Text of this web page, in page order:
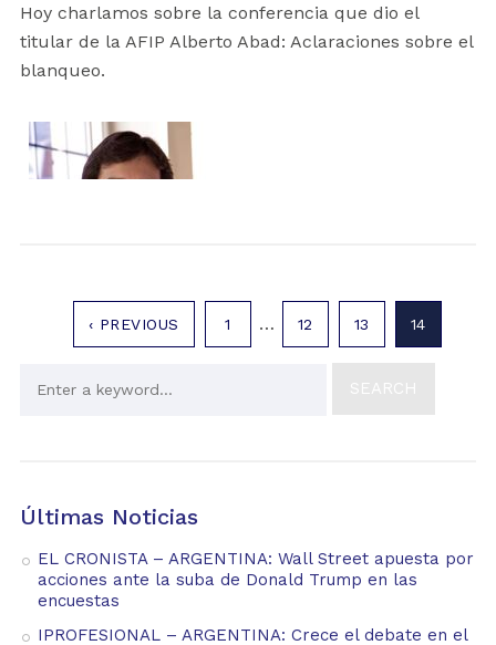
Hoy charlamos sobre la conferencia que dio el
titular de la AFIP Alberto Abad: Aclaraciones sobre el
blanqueo.
‹ PREVIOUS 1 … 12 13 14
Últimas Noticias
EL CRONISTA – ARGENTINA: Wall Street apuesta por
acciones ante la suba de Donald Trump en las
encuestas
IPROFESIONAL – ARGENTINA: Crece el debate en el